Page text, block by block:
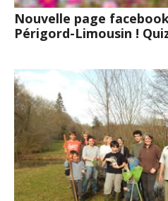
Nouvelle page
Périgord-Limousin !